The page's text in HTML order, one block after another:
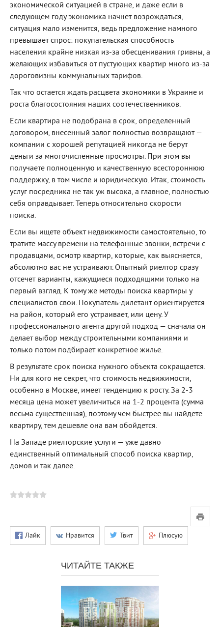
экономической ситуацией в стране, и даже если в
следующем году экономика начнет возрождаться,
ситуация мало изменится, ведь предложение намного
превышает спрос: покупательская способность
населения крайне низкая из-за обесценивания гривны, а
желающих избавиться от пустующих квартир много из-за
дороговизны коммунальных тарифов.
Так что остается ждать расцвета экономики в Украине и
роста благосостояния наших соотечественников.
Если квартира не подобрана в срок, определенный
договором, внесенный залог полностью возвращают —
компании с хорошей репутацией никогда не берут
деньги за многочисленные просмотры. При этом вы
получаете полноценную и качественную всестороннюю
поддержку, в том числе и юридическую. Итак, стоимость
услуг посредника не так уж высока, а главное, полностью
себя оправдывает. Теперь относительно скорости
поиска.
Если вы ищете объект недвижимости самостоятельно, то
тратите массу времени на телефонные звонки, встречи с
продавцами, осмотр квартир, которые, как выясняется,
абсолютно вас не устраивают. Опытный риелтор сразу
отсечет варианты, кажущиеся подходящими только на
первый взгляд. К тому же методы поиска квартиры у
специалистов свои. Покупатель-дилетант ориентируется
на район, который его устраивает, или цену. У
профессионального агента другой подход — сначала он
делает выбор между строительными компаниями и
только потом подбирает конкретное жилье.
В результате срок поиска нужного объекта сокращается.
Ни для кого не секрет, что стоимость недвижимости,
особенно в Москве, имеет тенденцию к росту. За 2-3
месяца цена может увеличиться на 1-2 процента (сумма
весьма существенная), поэтому чем быстрее вы найдете
квартиру, тем дешевле она вам обойдется.
На Западе риелторские услуги — уже давно
единственный оптимальный способ поиска квартир,
домов и так далее.
Лайк Нравится Твит Плюсую
ЧИТАЙТЕ ТАКЖЕ